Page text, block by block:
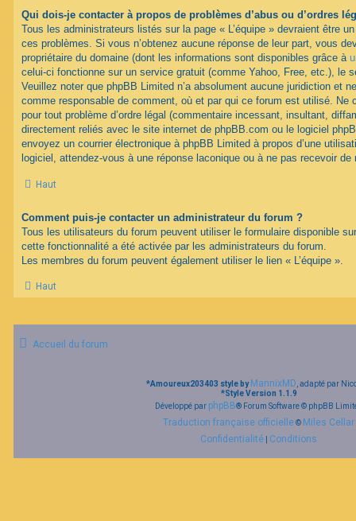
Qui dois-je contacter à propos de problèmes d’abus ou d’ordres
Tous les administrateurs listés sur la page « L’équipe » devraient être
ces problèmes. Si vous n’obtenez aucune réponse de leur part, vous
propriétaire du domaine (dont les informations sont disponibles grâce à
celui-ci fonctionne sur un service gratuit (comme Yahoo, Free, etc.), le
Veuillez noter que phpBB Limited n’a absolument aucune juridiction et
comme responsable de comment, où et par qui ce forum est utilisé. Ne
pour tout problème d’ordre légal (commentaire incessant, insultant,
directement reliés avec le site internet de phpBB.com ou le logiciel
envoyez un courrier électronique à phpBB Limited à propos d’une
logiciel, attendez-vous à une réponse laconique ou à ne pas recevoir de
Haut
Comment puis-je contacter un administrateur du forum ?
Tous les utilisateurs du forum peuvent utiliser le formulaire disponible
cette fonctionnalité a été activée par les administrateurs du forum.
Les membres du forum peuvent également utiliser le lien « L’équipe ».
Haut
Accueil du forum
*Amoureux203403 style by MannixMD, adapté par
*Style Version 1.1.9
Développé par phpBB® Forum Software © phpBB
Traduction française officielle© Miles Cellar
Confidentialité Conditions